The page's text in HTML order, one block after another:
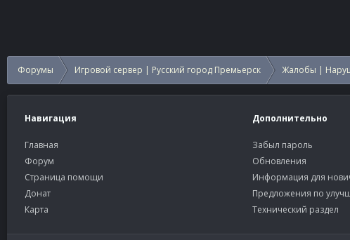
Форумы Игровой сервер | Русский город Премьерск Жалобы |
Навигация
Главная
Форум
Страница помощи
Донат
Карта
Дополнительно
Забыл пароль
Обновления
Информация для
Предложения по
Технический раздел